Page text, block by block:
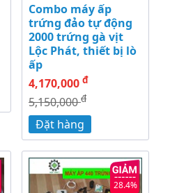
Combo máy ấp
trứng đảo tự động
2000 trứng gà vịt
Lộc Phát, thiết bị lò
ấp
4,170,000 đ
5,150,000đ
Đặt hàng
28.4%